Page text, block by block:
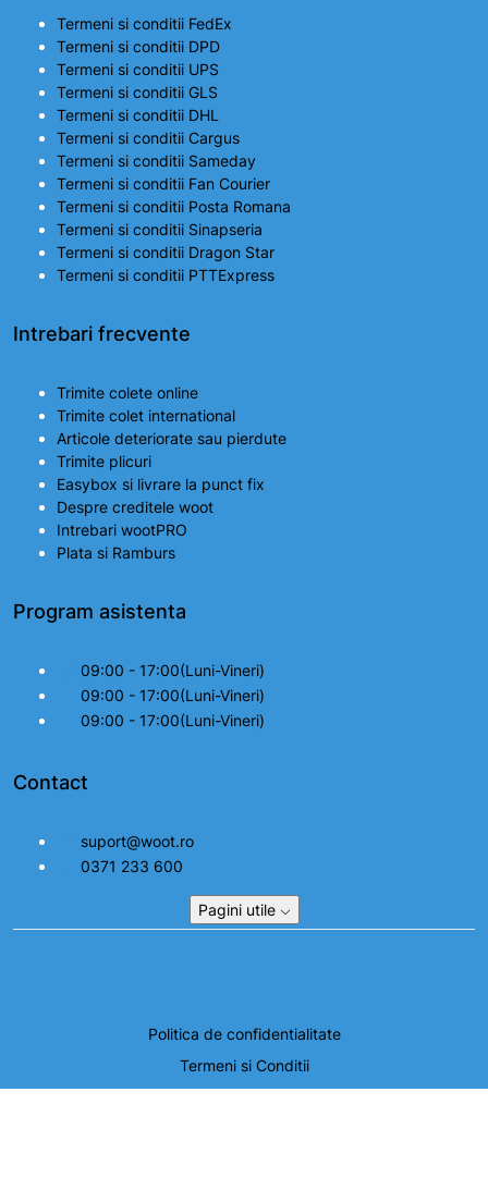
Termeni si conditii FedEx
Termeni si conditii DPD
Termeni si conditii UPS
Termeni si conditii GLS
Termeni si conditii DHL
Termeni si conditii Cargus
Termeni si conditii Sameday
Termeni si conditii Fan Courier
Termeni si conditii Posta Romana
Termeni si conditii Sinapseria
Termeni si conditii Dragon Star
Termeni si conditii PTTExpress
Intrebari frecvente
Trimite colete online
Trimite colet international
Articole deteriorate sau pierdute
Trimite plicuri
Easybox si livrare la punct fix
Despre creditele woot
Intrebari wootPRO
Plata si Ramburs
Program asistenta
09:00 - 17:00(Luni-Vineri)
09:00 - 17:00(Luni-Vineri)
09:00 - 17:00(Luni-Vineri)
Contact
suport@woot.ro
0371 233 600
Pagini utile
Politica de confidentialitate
Termeni si Conditii